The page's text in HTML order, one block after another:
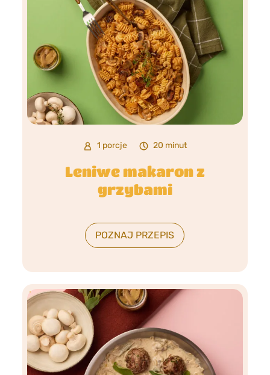
1 porcje 20 minut
Leniwe makaron z
grzybami
POZNAJ PRZEPIS